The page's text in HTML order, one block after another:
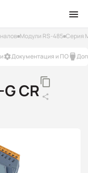
Модули RS-485 Серия
Документация и ПО
CR